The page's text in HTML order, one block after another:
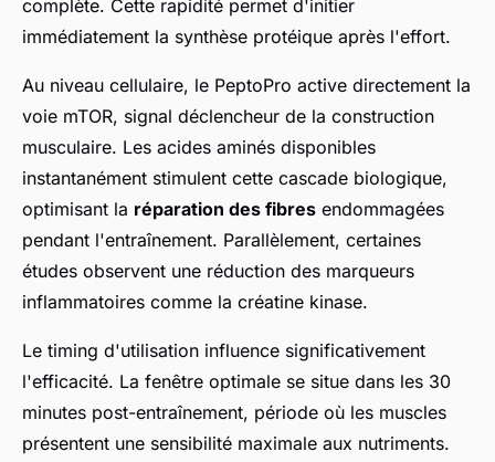
complète. Cette rapidité permet d'initier
immédiatement la synthèse protéique après l'effort.
Au niveau cellulaire, le PeptoPro active directement la
voie mTOR, signal déclencheur de la construction
musculaire. Les acides aminés disponibles
instantanément stimulent cette cascade biologique,
optimisant la réparation des fibres endommagées
pendant l'entraînement. Parallèlement, certaines
études observent une réduction des marqueurs
inflammatoires comme la créatine kinase.
Le timing d'utilisation influence significativement
l'efficacité. La fenêtre optimale se situe dans les 30
minutes post-entraînement, période où les muscles
présentent une sensibilité maximale aux nutriments.